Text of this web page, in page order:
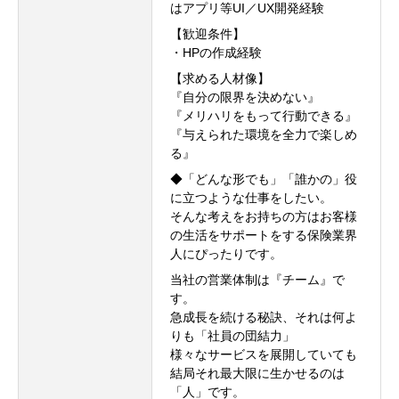
はアプリ等UI／UX開発経験
【歓迎条件】
・HPの作成経験
【求める人材像】
『自分の限界を決めない』
『メリハリをもって行動できる』
『与えられた環境を全力で楽しめ
る』
◆「どんな形でも」「誰かの」役
に立つような仕事をしたい。
そんな考えをお持ちの方はお客様
の生活をサポートをする保険業界
人にぴったりです。
当社の営業体制は『チーム』で
す。
急成長を続ける秘訣、それは何よ
りも「社員の団結力」
様々なサービスを展開していても
結局それ最大限に生かせるのは
「人」です。